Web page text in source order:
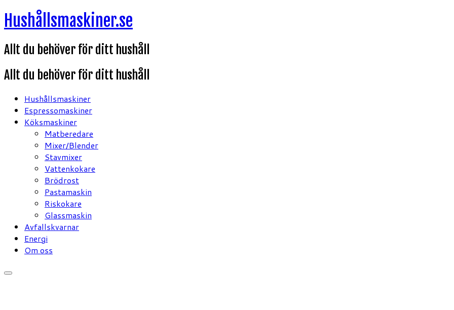
Hoppa
till
Hushållsmaskiner.se
Allt du behöver för ditt hushåll
Allt du behöver för ditt hushåll
Hushållsmaskiner
Espressomaskiner
Köksmaskiner
Matberedare
Mixer/Blender
Stavmixer
Vattenkokare
Brödrost
Pastamaskin
Riskokare
Glassmaskin
Avfallskvarnar
Energi
Om oss